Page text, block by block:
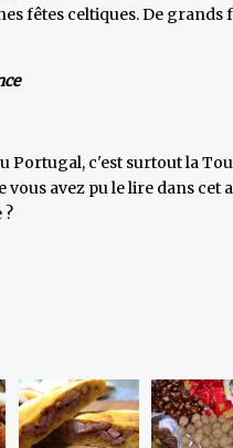
fêtes celtiques. De
Portugal, c'est surtout la
avez pu le lire dans cet
?